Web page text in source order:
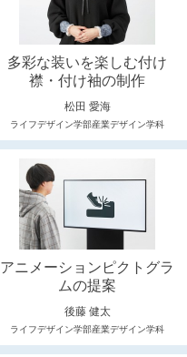
多彩な装いを楽しむ付け
襟・付け袖の制作
松田 愛海
ライフデザイン学部産業デザイン学科
アニメーションピクトグラ
ムの提案
後藤 健太
ライフデザイン学部産業デザイン学科